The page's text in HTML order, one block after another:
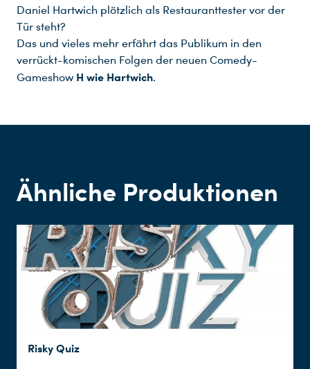
Daniel Hartwich plötzlich als Restauranttester vor der
Tür steht?
Das und vieles mehr erfährt das Publikum in den
verrückt-komischen Folgen der neuen Comedy-
Gameshow H wie Hartwich.
Ähnliche Produktionen
Risky Quiz